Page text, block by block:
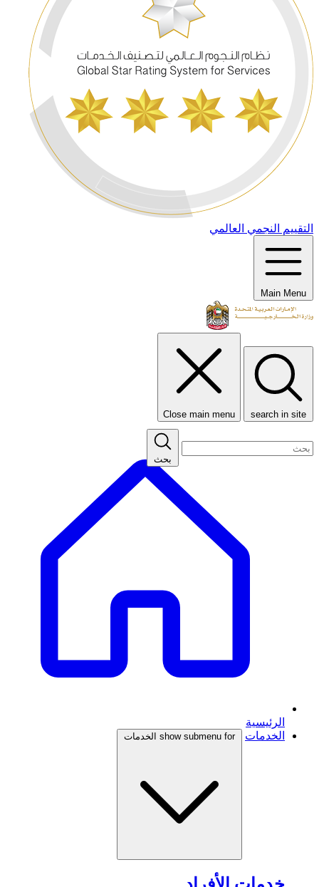
التقييم النجمي العالمي
Main Menu
search in site
Close main menu
بحث
الرئيسية
الخدمات
show submenu for الخدمات